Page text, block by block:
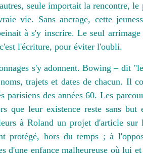
seule importait la rencontre,
vie. Sans ancrage, cette
à s'y inscrire. Le seul arrimage
l'écriture, pour éviter l'oubli.
s'y adonnent. Bowing – dit
trajets et dates de chacun. Il
parisiens des années 60. Les
que leur existence reste sans but
à Roland un projet d'article sur
protégé, hors du temps ; à
d'une enfance malheureuse où lui